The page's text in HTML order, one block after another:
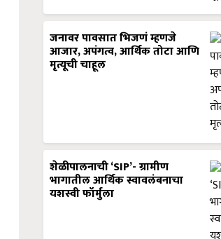
जनावर पावसात भिजणं म्हणजे
आजार, अपंगत्व, आर्थिक तोटा आणि
मृत्यूची चाहूल
शेळीपालनाची ‘SIP’- ग्रामीण
भागातील आर्थिक स्वावलंबनाचा
यशस्वी फॉर्मुला